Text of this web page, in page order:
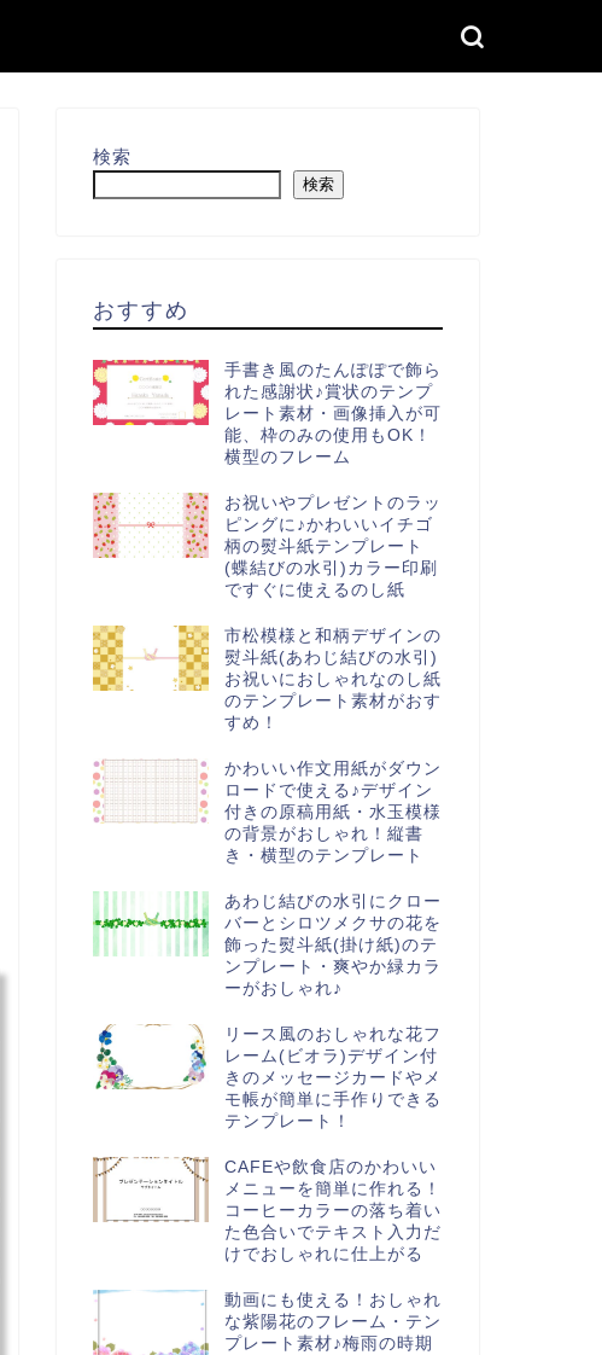
検索
検索
おすすめ
手書き風のたんぽぽで飾ら
れた感謝状♪賞状のテンプ
レート素材・画像挿入が可
能、枠のみの使用もOK！
横型のフレーム
お祝いやプレゼントのラッ
ピングに♪かわいいイチゴ
柄の熨斗紙テンプレート
(蝶結びの水引)カラー印刷
ですぐに使えるのし紙
市松模様と和柄デザインの
熨斗紙(あわじ結びの水引)
お祝いにおしゃれなのし紙
のテンプレート素材がおす
すめ！
かわいい作文用紙がダウン
ロードで使える♪デザイン
付きの原稿用紙・水玉模様
の背景がおしゃれ！縦書
き・横型のテンプレート
あわじ結びの水引にクロー
バーとシロツメクサの花を
飾った熨斗紙(掛け紙)のテ
ンプレート・爽やか緑カラ
ーがおしゃれ♪
リース風のおしゃれな花フ
レーム(ビオラ)デザイン付
きのメッセージカードやメ
モ帳が簡単に手作りできる
テンプレート！
CAFEや飲食店のかわいい
メニューを簡単に作れる！
コーヒーカラーの落ち着い
た色合いでテキスト入力だ
けでおしゃれに仕上がる
動画にも使える！おしゃれ
な紫陽花のフレーム・テン
プレート素材♪梅雨の時期